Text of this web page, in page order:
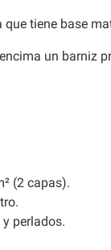
que tiene base
un barniz
(2 capas).
perlados.